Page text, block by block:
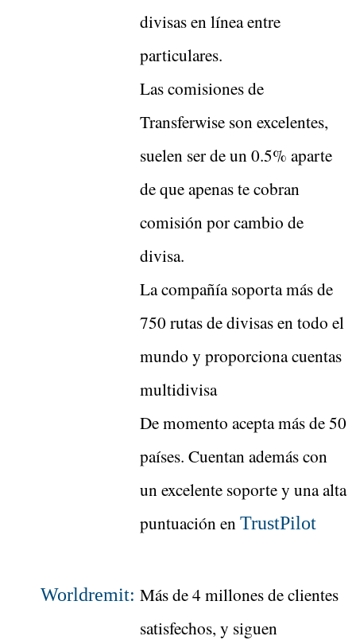
divisas en línea entre
particulares.
Las comisiones de
Transferwise son excelentes,
suelen ser de un 0.5% aparte
de que apenas te cobran
comisión por cambio de
divisa.
La compañía soporta más de
750 rutas de divisas en todo el
mundo y proporciona cuentas
multidivisa
De momento acepta más de 50
países. Cuentan además con
un excelente soporte y una alta
puntuación enTrustPilot
Worldremit: Más de 4 millones de clientes
satisfechos, y siguen